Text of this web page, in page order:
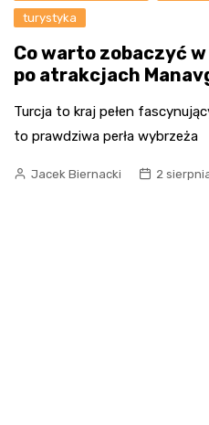
turystyka
Co warto zobaczyć
po atrakcjach
Turcja to kraj pełen
to prawdziwa perła wybrzeża
Jacek Biernacki 2